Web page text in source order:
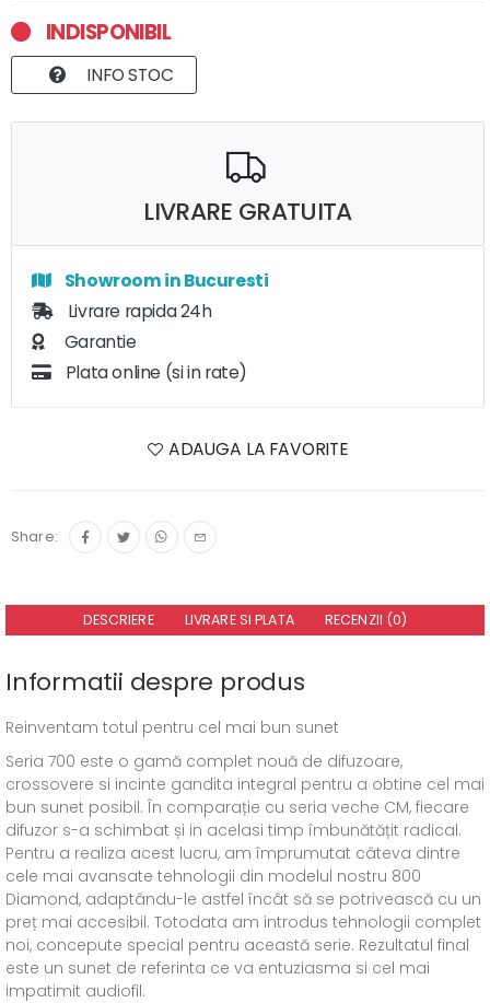
INDISPONIBIL
INFO STOC
LIVRARE GRATUITA
Showroom in Bucuresti
Livrare rapida 24h
Garantie
Plata online (si in rate)
ADAUGA LA FAVORITE
Share:
DESCRIERE LIVRARE SI PLATA RECENZII (0)
Informatii despre produs
Reinventam totul pentru cel mai bun sunet
Seria 700 este o gamă complet nouă de difuzoare,
crossovere si incinte gandita integral pentru a obtine cel mai
bun sunet posibil. În comparație cu seria veche CM, fiecare
difuzor s-a schimbat și in acelasi timp îmbunătățit radical.
Pentru a realiza acest lucru, am împrumutat câteva dintre
cele mai avansate tehnologii din modelul nostru 800
Diamond, adaptându-le astfel încât să se potrivească cu un
preț mai accesibil. Totodata am introdus tehnologii complet
noi, concepute special pentru această serie. Rezultatul final
este un sunet de referinta ce va entuziasma si cel mai
impatimit audiofil.